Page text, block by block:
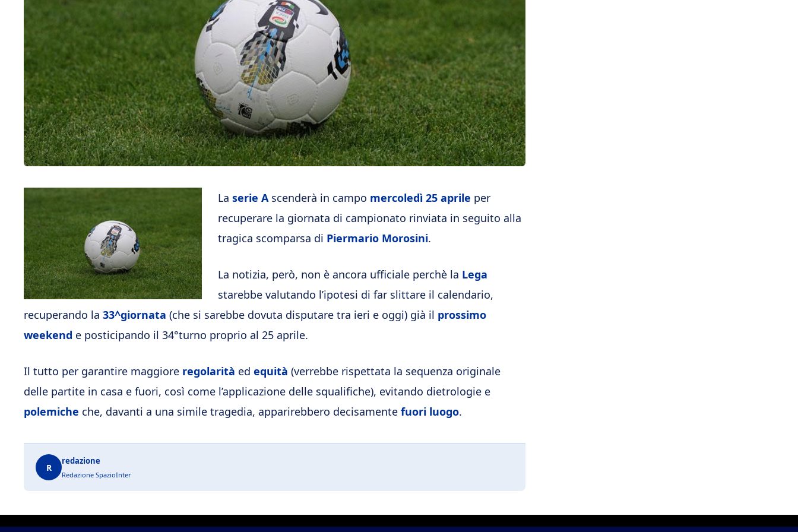
La serie Ascenderà in campo mercoledì 25 aprile per
recuperare la giornata di campionato rinviata in seguito alla
tragica scomparsa di Piermario Morosini.
La notizia, però, non è ancora ufficiale perchè la Lega
starebbe valutando l’ipotesi di far slittare il calendario,
recuperando la 33^giornata (che si sarebbe dovuta disputare tra ieri e oggi) già il prossimo
weekend e posticipando il 34°turno proprio al 25 aprile.
Il tutto per garantire maggiore regolarità ed equità (verrebbe rispettata la sequenza originale
delle partite in casa e fuori, così come l’applicazione delle squalifiche), evitando dietrologie e
polemiche che, davanti a una simile tragedia, apparirebbero decisamente fuori luogo.
R
redazione
Redazione SpazioInter